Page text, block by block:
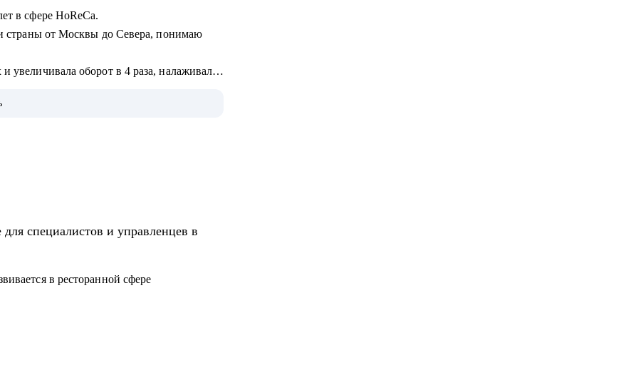
в сфере HoReCa.
страны от Москвы до Севера, понимаю
увеличивала оборот в 4 раза, налаживала
которые успешно развились в
ресторан и банкетный зал
процессов
специалистов и управленцев в
в ресторанной сфере